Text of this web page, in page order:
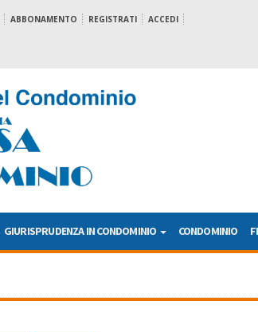
ABBONAMENTO REGISTRATI
ACCEDI
GIURISPRUDENZA IN CONDOMINIO CONDOMINIO